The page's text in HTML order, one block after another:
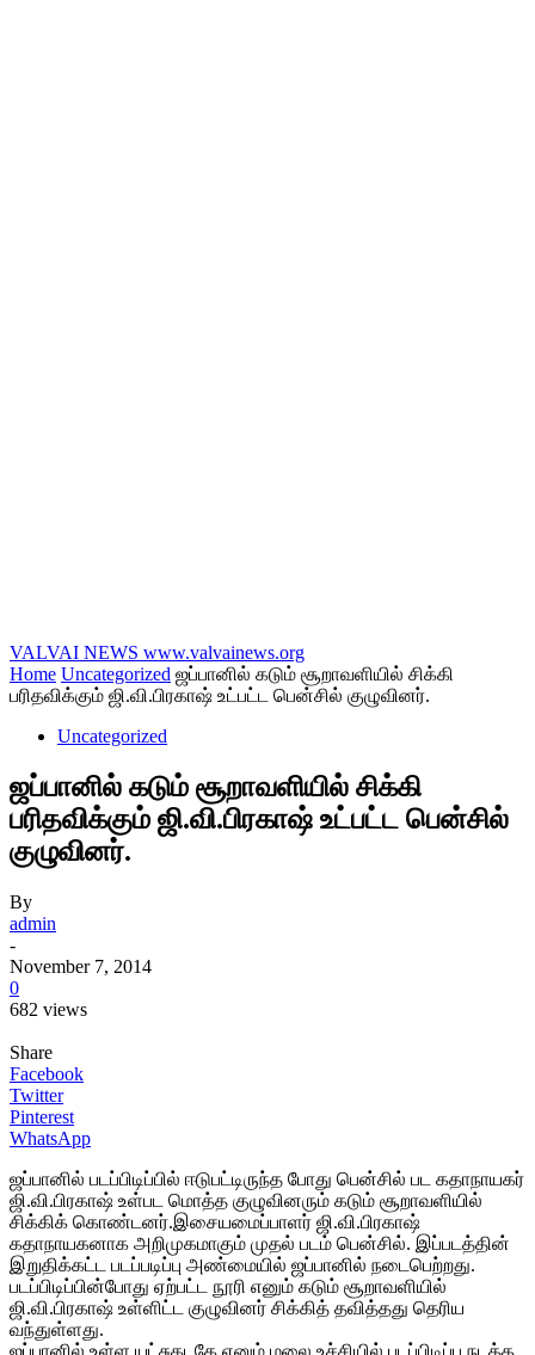
VALVAI NEWS www.valvainews.org
Home Uncategorized ஜப்பானில் கடும் சூறாவளியில் சிக்கி
பரிதவிக்கும் ஜி.வி.பிரகாஷ் உட்பட்ட பென்சில் குழுவினர்.
Uncategorized
ஜப்பானில் கடும் சூறாவளியில் சிக்கி
பரிதவிக்கும் ஜி.வி.பிரகாஷ் உட்பட்ட பென்சில்
குழுவினர்.
By
admin
-
November 7, 2014
0
682 views
Share
Facebook
Twitter
Pinterest
WhatsApp
ஜப்பானில் படப்பிடிப்பில் ஈடுபட்டிருந்த போது பென்சில் பட கதாநாயகர்
ஜி.வி.பிரகாஷ் உள்பட மொத்த குழுவினரும் கடும் சூறாவளியில்
சிக்கிக் கொண்டனர்.இசையமைப்பாளர் ஜி.வி.பிரகாஷ்
கதாநாயகனாக அறிமுகமாகும் முதல் படம் பென்சில். இப்படத்தின்
இறுதிக்கட்ட படப்படிப்பு அண்மையில் ஜப்பானில் நடைபெற்றது.
படப்பிடிப்பின்போது ஏற்பட்ட நூரி எனும் கடும் சூறாவளியில்
ஜி.வி.பிரகாஷ் உள்ளிட்ட குழுவினர் சிக்கித் தவித்தது தெரிய
வந்துள்ளது.
ஜப்பானில் உள்ள யட்சுகடகே எனும் மலை உச்சியில் படப்பிடிப்பு நடத்த